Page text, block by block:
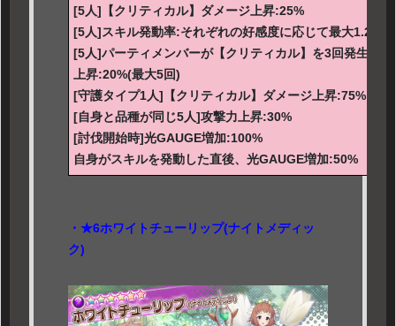
[5人]【クリティカル】ダメージ上昇:25%
[5人]スキル発動率:それぞれの好感度に応じて最大1.2倍
[5人]パーティメンバーが【クリティカル】を3回発生さ
上昇:20%(最大5回)
[守護タイプ1人]【クリティカル】ダメージ上昇:75%
[自身と品種が同じ5人]攻撃力上昇:30%
[討伐開始時]光GAUGE増加:100%
自身がスキルを発動した直後、光GAUGE増加:50%
・★6ホワイトチューリップ(ナイトメディッ
ク)